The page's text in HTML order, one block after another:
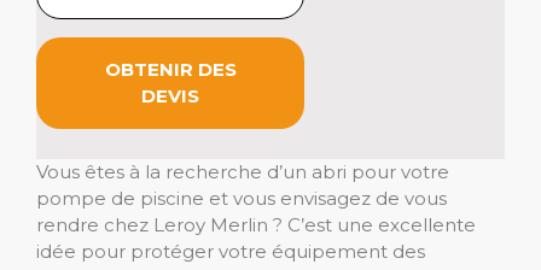
OBTENIR DES
DEVIS
Vous êtes à la recherche d’un abri pour votre
pompe de piscine et vous envisagez de vous
rendre chez Leroy Merlin ? C’est une excellente
idée pour protéger votre équipement des